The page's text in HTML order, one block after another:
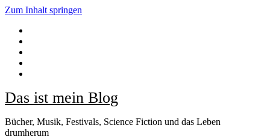
Zum Inhalt springen
Das ist mein Blog
Bücher, Musik, Festivals, Science Fiction und das Leben
drumherum